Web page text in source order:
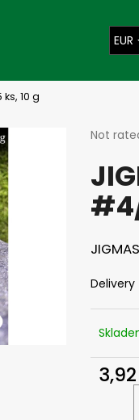
EUR
ks, 10 g
The
product
rating
is
0,0
of
5
Not
Delivery
ČIHÁTKO PŘED